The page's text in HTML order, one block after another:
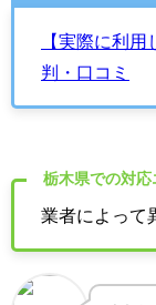
【実際に利
判・口コミ
栃
栃木県での対応
業者によって